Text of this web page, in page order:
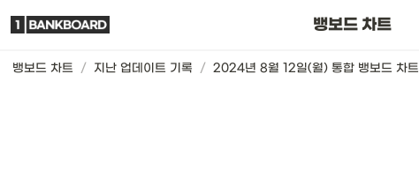
뱅보드 차트
뱅보드 차트 / 지난 업데이트 기록 / 2024년 8월 12일(월) 통합 뱅보드 차트
뱅보드 차트는요?